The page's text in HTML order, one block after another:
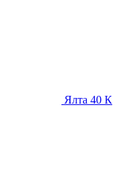
Ялта 40 К